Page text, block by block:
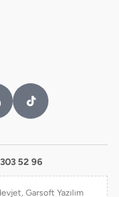
52 96
Garsoft Yazılım